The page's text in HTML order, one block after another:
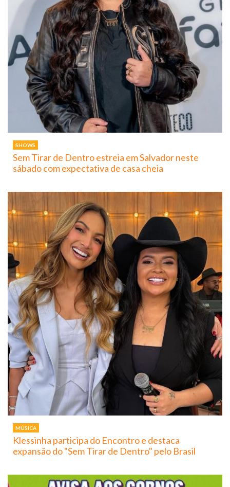
SHOWS
Sem Tirar de Dentro estreia em Salvador neste
sábado com expectativa de casa cheia
MÚSICA
Klessinha participa do Encontro e destaca
expansão do "Sem Tirar de Dentro" pelo Brasil